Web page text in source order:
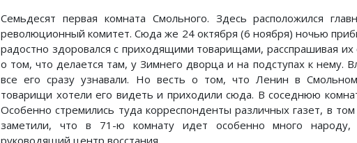
Семьдесят первая комната Смольного. Здесь расположился
революционный комитет. Сюда же 24 октября (6 ноября) ночью
радостно здоровался с приходящими товарищами, расспрашивая их
о том, что делается там, у Зимнего дворца и на подступах к нему.
все его сразу узнавали. Но весть о том, что Ленин в
товарищи хотели его видеть и приходили сюда. В соседнюю
Особенно стремились туда корреспонденты различных газет, в
заметили, что в 71-ю комнату идет особенно много народу,